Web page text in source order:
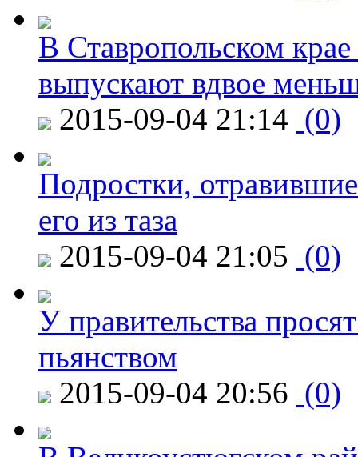
В Ставропольском
выпускают вдвое
2015-09-04 21:14 (0)
Подростки,
его из таза
2015-09-04 21:05 (0)
У правительства
пьянством
2015-09-04 20:56 (0)